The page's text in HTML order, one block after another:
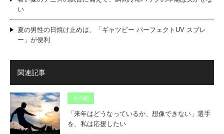
い
夏の男性の日焼け止めは、「ギャツビー パーフェクトUV スプレ
ー」が便利
関連記事
その他
「来年はどうなっているか、想像できない」選手
を、私は応援したい